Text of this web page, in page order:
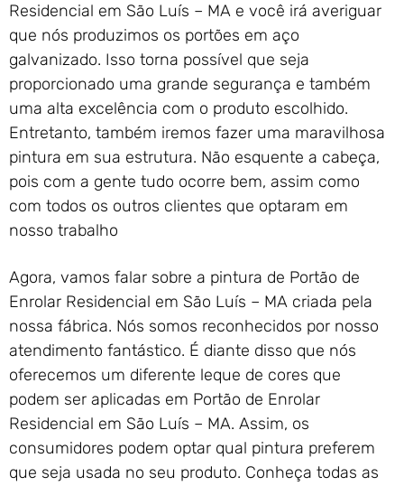
Residencial em São Luís – MA e você irá averiguar
que nós produzimos os portões em aço
galvanizado. Isso torna possível que seja
proporcionado uma grande segurança e também
uma alta excelência com o produto escolhido.
Entretanto, também iremos fazer uma maravilhosa
pintura em sua estrutura. Não esquente a cabeça,
pois com a gente tudo ocorre bem, assim como
com todos os outros clientes que optaram em
nosso trabalho
Agora, vamos falar sobre a pintura de Portão de
Enrolar Residencial em São Luís – MA criada pela
nossa fábrica. Nós somos reconhecidos por nosso
atendimento fantástico. É diante disso que nós
oferecemos um diferente leque de cores que
podem ser aplicadas em Portão de Enrolar
Residencial em São Luís – MA. Assim, os
consumidores podem optar qual pintura preferem
que seja usada no seu produto. Conheça todas as